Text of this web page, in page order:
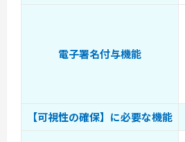
電子署名付与機能
【可視性の確保】に必要な機能